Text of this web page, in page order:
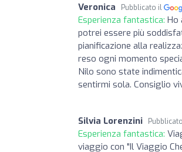
Veronica Pubblicato il
Esperienza fantastica: Ho
potrei essere più
pianificazione alla
reso ogni momento
Nilo sono state
sentirmi sola. Consiglio
Silvia Lorenzini
Esperienza fantastica:
viaggio con "Il Viaggio